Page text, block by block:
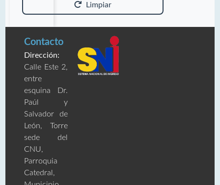
Limpiar
Contacto
Dirección:
Calle Este 2,
entre
esquina Dr.
Paúl y
Salvador de
León, Torre
sede del
CNU,
Parroquia
Catedral,